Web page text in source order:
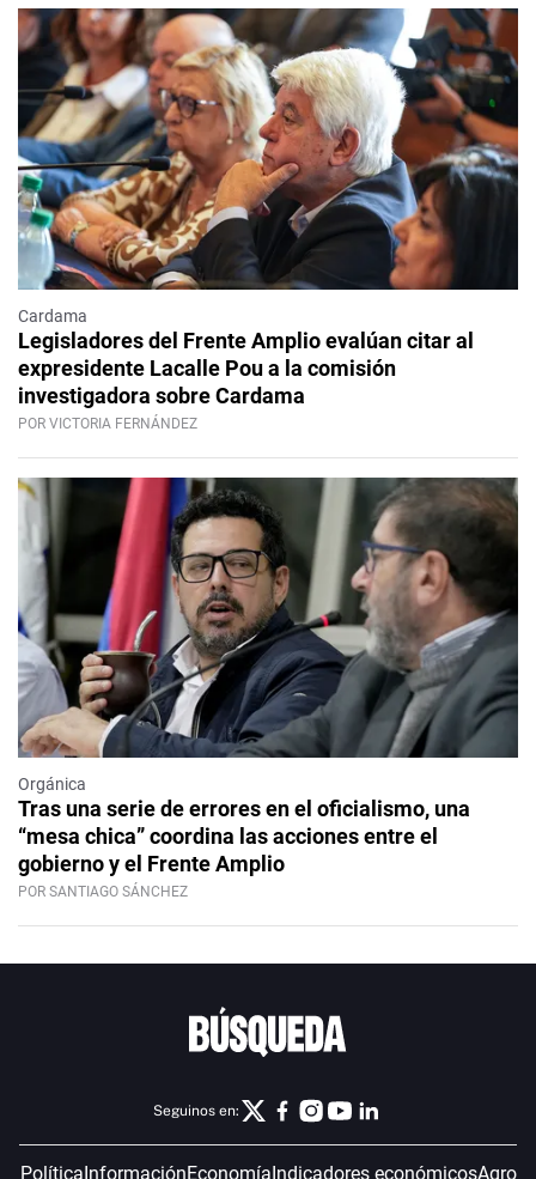
Cardama
Legisladores del Frente Amplio evalúan citar al
expresidente Lacalle Pou a la comisión
investigadora sobre Cardama
POR VICTORIA FERNÁNDEZ
Orgánica
Tras una serie de errores en el oficialismo, una
“mesa chica” coordina las acciones entre el
gobierno y el Frente Amplio
POR SANTIAGO SÁNCHEZ
Seguinos en:
PolíticaInformaciónEconomíaIndicadores económicosAgro